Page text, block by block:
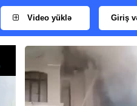
Video yüklə Giriş